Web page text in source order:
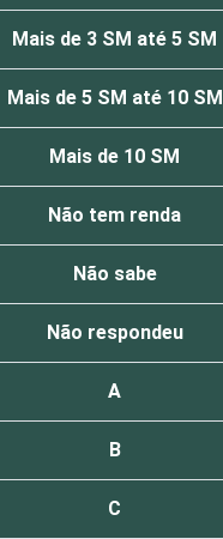
Mais de 3 SM até 5 SM
Mais de 5 SM até 10 SM
Mais de 10 SM
Não tem renda
Não sabe
Não respondeu
A
B
C